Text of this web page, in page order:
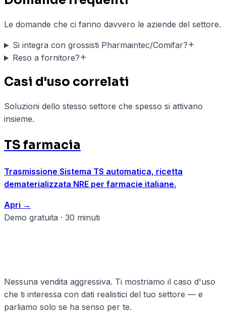
Le domande che ci fanno davvero le aziende del settore.
Si integra con grossisti Pharmaintec/Comifar?
Reso a fornitore?
Casi d'uso correlati
Soluzioni dello stesso settore che spesso si attivano
insieme.
TS farmacia
Trasmissione Sistema TS automatica, ricetta
dematerializzata NRE per farmacie italiane.
Apri →
Demo gratuita · 30 minuti
Nessuna vendita aggressiva. Ti mostriamo il caso d'uso
che ti interessa con dati realistici del tuo settore — e
parliamo solo se ha senso per te.